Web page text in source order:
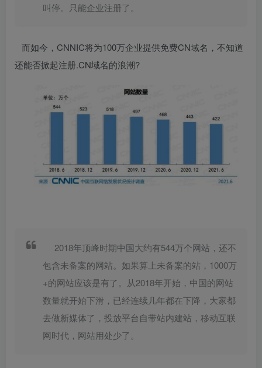
叫停。只能企业注册了。
而如今，CNNIC将为100万企业提供免费CN域名，不知道
还能否掀起注册.CN域名的浪潮?
2018年顶峰时期中国大约有544万个网站，还不
包含未备案的网站。如果算上未备案的站，1000万
+的网站应该是有了。从2018年开始，中国的网站
数量就开始下滑，已经连续几年都在下降，大家都
去做新媒体了，投放平台自带站内建站，移动互联
网时代，网站用处少了。